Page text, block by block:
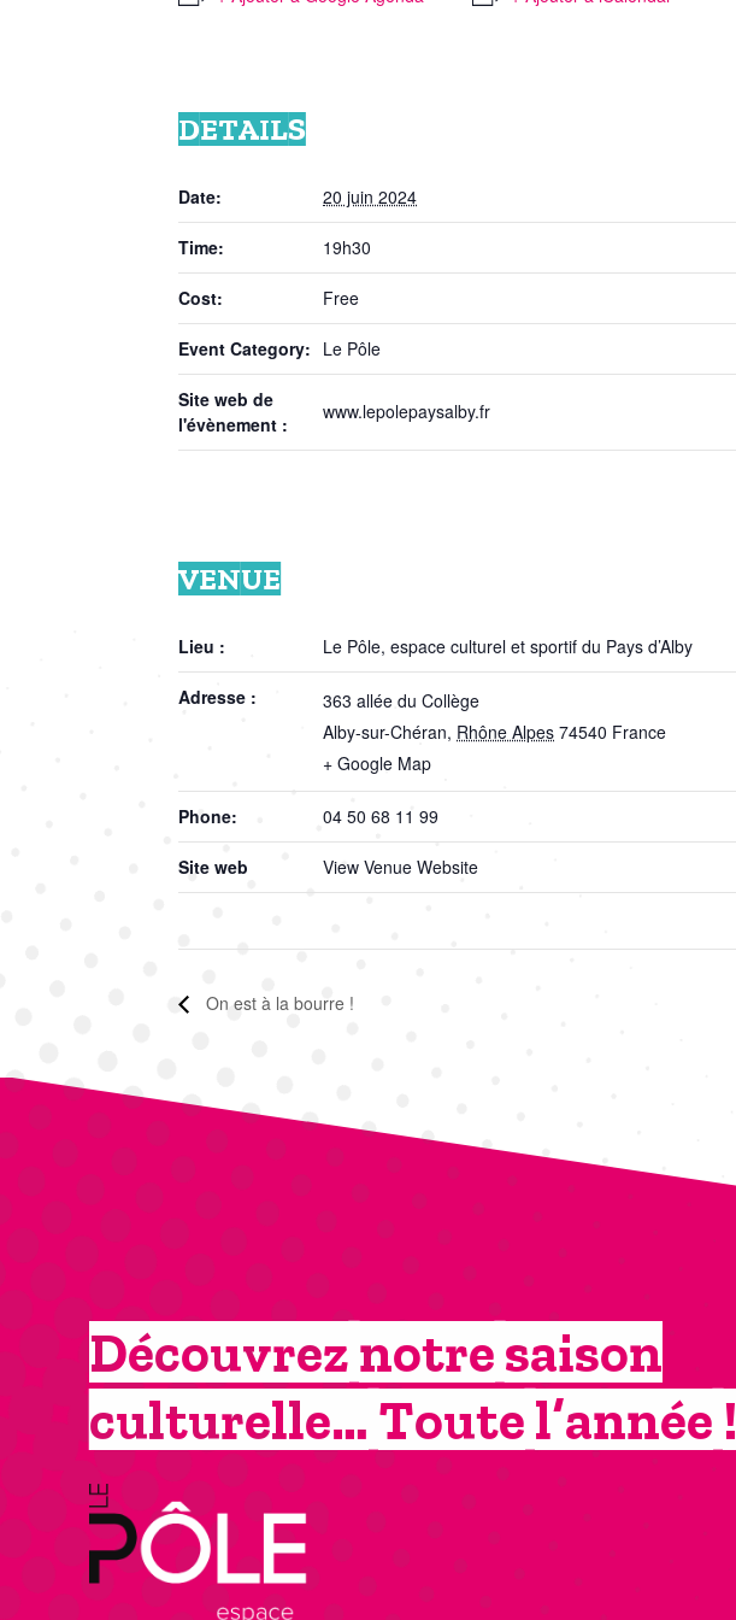
DETAILS
Date: 20 juin 2024
Time: 19h30
Cost: Free
Event Category: Le Pôle
Site web de
l'évènement :
www.lepolepaysalby.fr
VENUE
Lieu : Le Pôle, espace culturel et sportif du Pays d’Alby
Adresse :
363 allée du Collège
Alby-sur-Chéran, Rhône Alpes 74540 France
+ Google Map
Phone: 04 50 68 11 99
Site web View Venue Website
On est à la bourre !
Découvrez notre saison
culturelle… Toute l’année !